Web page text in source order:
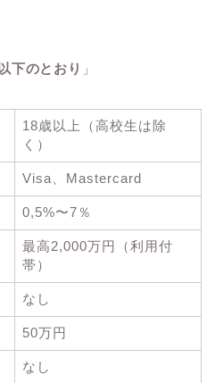
下のとおり 」
18歳以上（高校生は除
く）
Visa、Mastercard
0,5%〜7％
最高2,000万円（利用付
帯）
なし
50万円
なし